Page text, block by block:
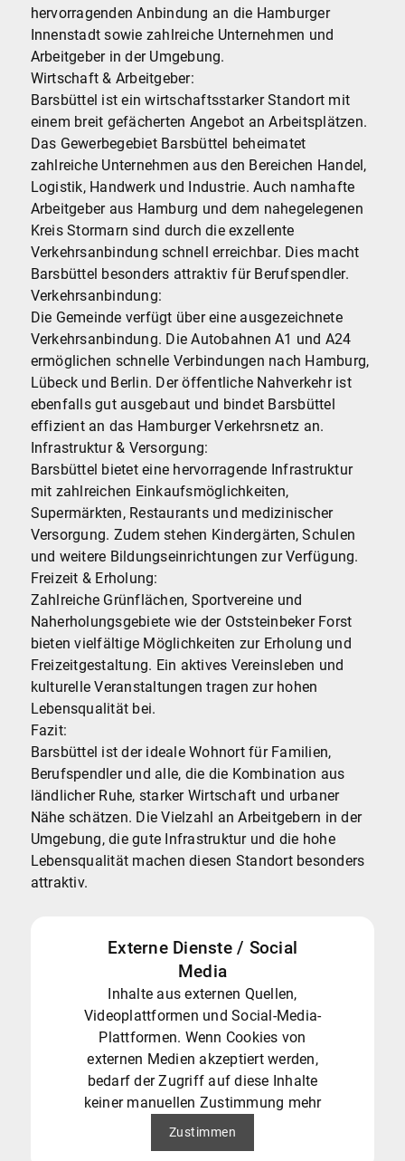
hervorragenden Anbindung an die Hamburger
Innenstadt sowie zahlreiche Unternehmen und
Arbeitgeber in der Umgebung.
Wirtschaft & Arbeitgeber:
Barsbüttel ist ein wirtschaftsstarker Standort mit
einem breit gefächerten Angebot an Arbeitsplätzen.
Das Gewerbegebiet Barsbüttel beheimatet
zahlreiche Unternehmen aus den Bereichen Handel,
Logistik, Handwerk und Industrie. Auch namhafte
Arbeitgeber aus Hamburg und dem nahegelegenen
Kreis Stormarn sind durch die exzellente
Verkehrsanbindung schnell erreichbar. Dies macht
Barsbüttel besonders attraktiv für Berufspendler.
Verkehrsanbindung:
Die Gemeinde verfügt über eine ausgezeichnete
Verkehrsanbindung. Die Autobahnen A1 und A24
ermöglichen schnelle Verbindungen nach Hamburg,
Lübeck und Berlin. Der öffentliche Nahverkehr ist
ebenfalls gut ausgebaut und bindet Barsbüttel
effizient an das Hamburger Verkehrsnetz an.
Infrastruktur & Versorgung:
Barsbüttel bietet eine hervorragende Infrastruktur
mit zahlreichen Einkaufsmöglichkeiten,
Supermärkten, Restaurants und medizinischer
Versorgung. Zudem stehen Kindergärten, Schulen
und weitere Bildungseinrichtungen zur Verfügung.
Freizeit & Erholung:
Zahlreiche Grünflächen, Sportvereine und
Naherholungsgebiete wie der Oststeinbeker Forst
bieten vielfältige Möglichkeiten zur Erholung und
Freizeitgestaltung. Ein aktives Vereinsleben und
kulturelle Veranstaltungen tragen zur hohen
Lebensqualität bei.
Fazit:
Barsbüttel ist der ideale Wohnort für Familien,
Berufspendler und alle, die die Kombination aus
ländlicher Ruhe, starker Wirtschaft und urbaner
Nähe schätzen. Die Vielzahl an Arbeitgebern in der
Umgebung, die gute Infrastruktur und die hohe
Lebensqualität machen diesen Standort besonders
attraktiv.
Externe Dienste / Social
Media
Inhalte aus externen Quellen,
Videoplattformen und Social-Media-
Plattformen. Wenn Cookies von
externen Medien akzeptiert werden,
bedarf der Zugriff auf diese Inhalte
keiner manuellen Zustimmung mehr
Zustimmen